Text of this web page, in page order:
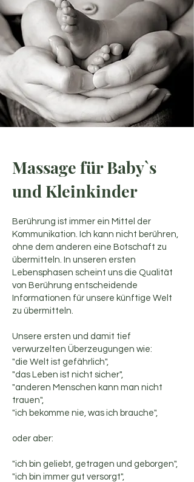
Massage für Baby`s
und Kleinkinder
Berührung ist immer ein Mittel der
Kommunikation. Ich kann nicht berühren,
ohne dem anderen eine Botschaft zu
übermitteln. In unseren ersten
Lebensphasen scheint uns die Qualität
von Berührung entscheidende
Informationen für unsere künftige Welt
zu übermitteln.
Unsere ersten und damit tief
verwurzelten Überzeugungen wie:
"die Welt ist gefährlich",
"das Leben ist nicht sicher",
"anderen Menschen kann man nicht
trauen",
"ich bekomme nie, was ich brauche",
oder aber:
"ich bin geliebt, getragen und geborgen",
"ich bin immer gut versorgt",